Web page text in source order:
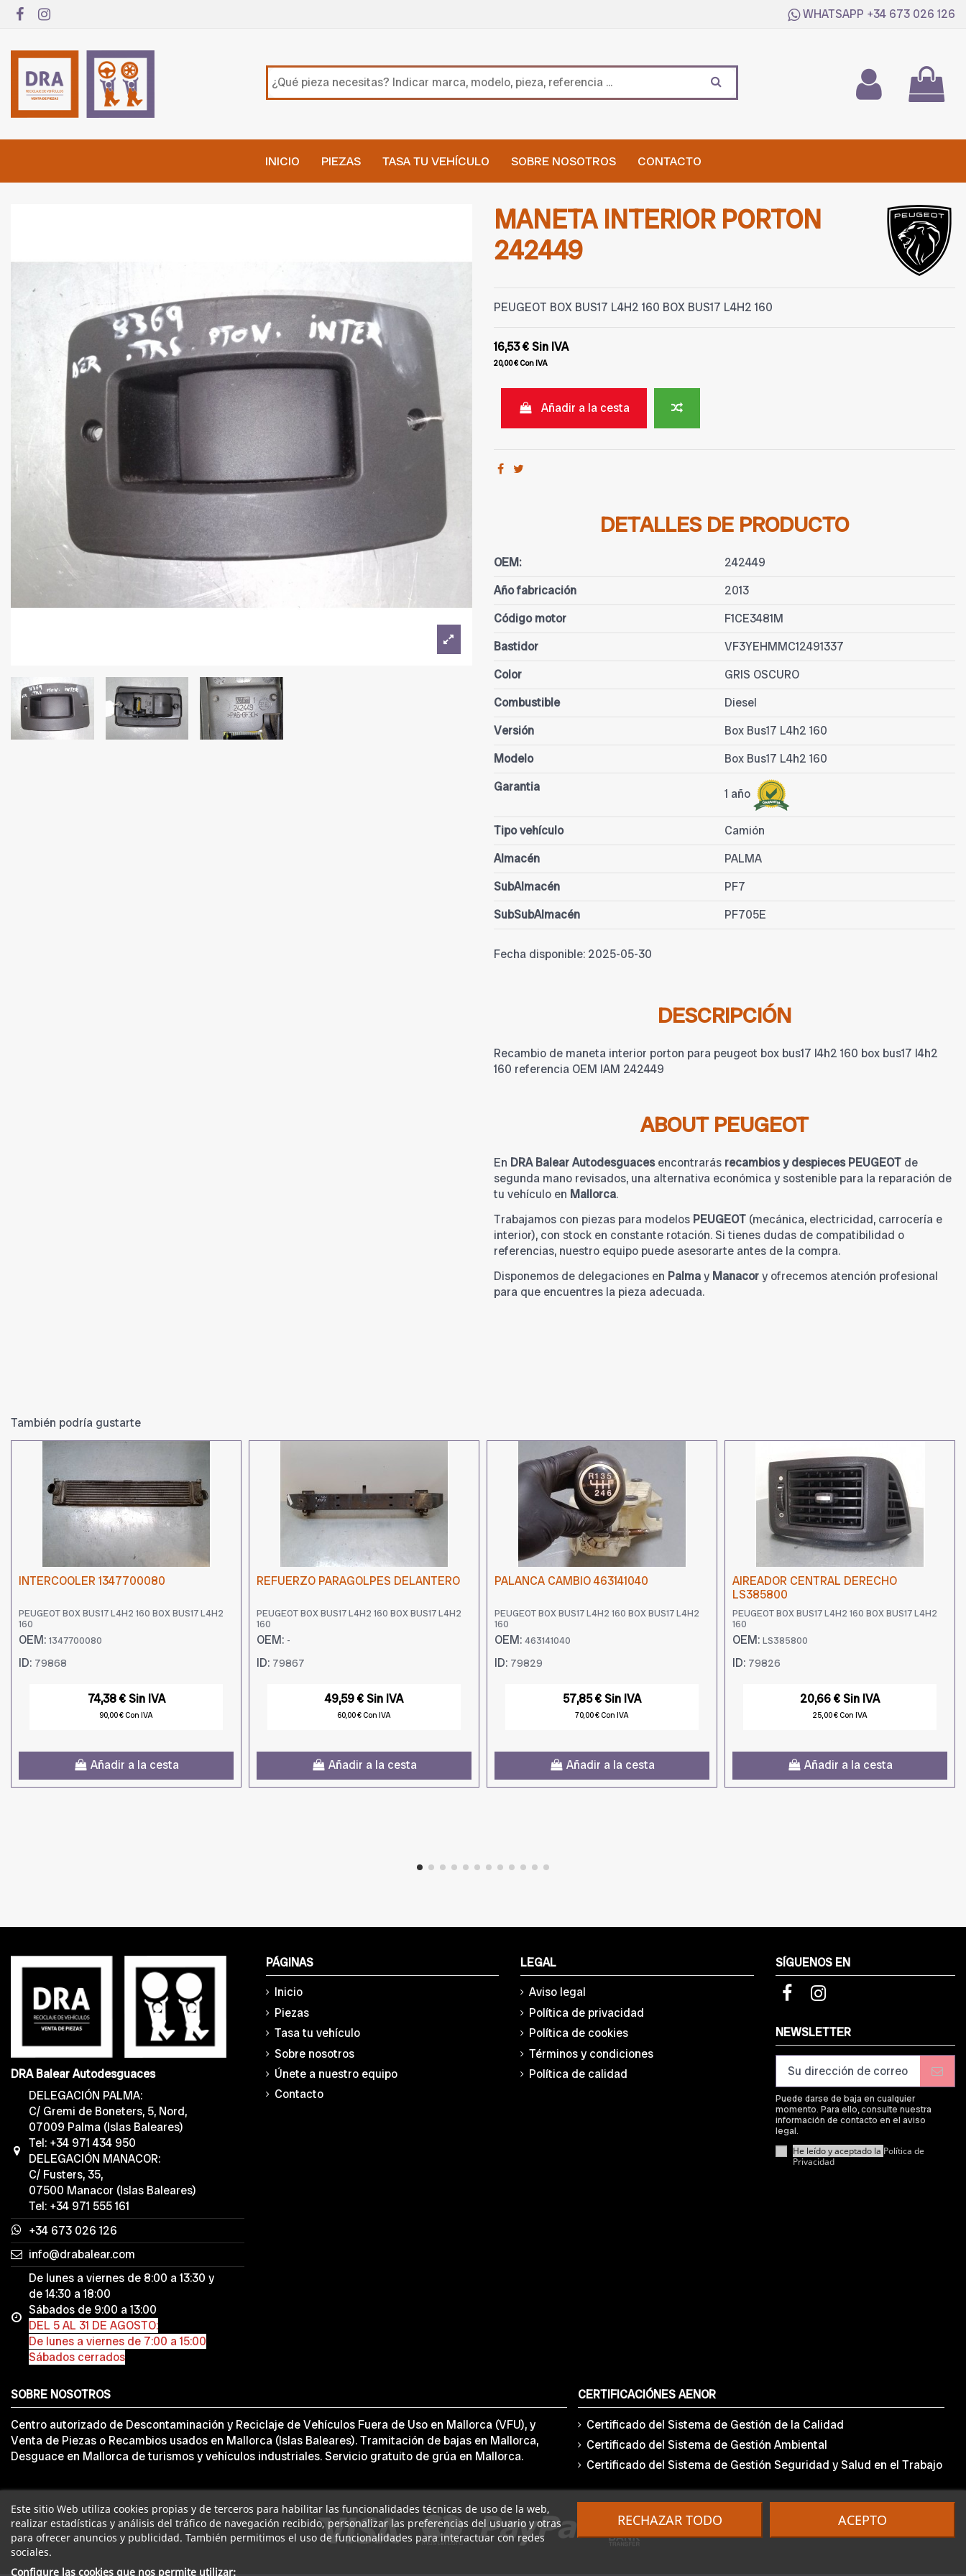
WHATSAPP +34 673 026 126
INICIO PIEZAS TASA TU VEHÍCULO SOBRE NOSOTROS CONTACTO
MANETA INTERIOR PORTON
242449
PEUGEOT BOX BUS17 L4H2 160 BOX BUS17 L4H2 160
16,53 €Sin IVA
20,00 €Con IVA
Añadir a la cesta
DETALLES DE PRODUCTO
OEM:
242449
Año fabricación
2013
Código motor
F1CE3481M
Bastidor
VF3YEHMMC12491337
Color
GRIS OSCURO
Combustible
Diesel
Versión
Box Bus17 L4h2 160
Modelo
Box Bus17 L4h2 160
Garantia
1 año
Tipo vehículo
Camión
Almacén
PALMA
SubAlmacén
PF7
SubSubAlmacén
PF705E
Fecha disponible: 2025-05-30
DESCRIPCIÓN
Recambio de maneta interior porton para peugeot box bus17 l4h2 160 box bus17 l4h2
160 referencia OEM IAM 242449
ABOUT PEUGEOT
En DRA Balear Autodesguacesencontrarás recambios y despieces PEUGEOT de
segunda mano revisados, una alternativa económica y sostenible para la reparación de
tu vehículo en Mallorca.
Trabajamos con piezas para modelos PEUGEOT (mecánica, electricidad, carrocería e
interior), con stock en constante rotación. Si tienes dudas de compatibilidad o
referencias, nuestro equipo puede asesorarte antes de la compra.
Disponemos de delegaciones en Palmay Manacory ofrecemos atención profesional
para que encuentres la pieza adecuada.
También podría gustarte
INTERCOOLER 1347700080
PEUGEOT BOX BUS17 L4H2 160 BOX BUS17 L4H2
160
OEM: 1347700080
ID: 79868
74,38 € Sin IVA
90,00 € Con IVA
Añadir a la cesta
REFUERZO PARAGOLPES DELANTERO
PEUGEOT BOX BUS17 L4H2 160 BOX BUS17 L4H2
160
OEM: -
ID: 79867
49,59 € Sin IVA
60,00 € Con IVA
Añadir a la cesta
PALANCA CAMBIO 463141040
PEUGEOT BOX BUS17 L4H2 160 BOX BUS17 L4H2
160
OEM: 463141040
ID: 79829
57,85 € Sin IVA
70,00 € Con IVA
Añadir a la cesta
AIREADOR CENTRAL DERECHO
LS385800
PEUGEOT BOX BUS17 L4H2 160 BOX BUS17 L4H2
160
OEM: LS385800
ID: 79826
20,66 € Sin IVA
25,00 € Con IVA
Añadir a la cesta
DRA Balear Autodesguaces
DELEGACIÓN PALMA:
C/ Gremi de Boneters, 5, Nord,
07009 Palma (Islas Baleares)
Tel: +34 971 434 950
DELEGACIÓN MANACOR:
C/ Fusters, 35,
07500 Manacor (Islas Baleares)
Tel: +34 971 555 161
+34 673 026 126
info@drabalear.com
De lunes a viernes de 8:00 a 13:30 y
de 14:30 a 18:00
Sábados de 9:00 a 13:00
DEL 5 AL 31 DE AGOSTO:
De lunes a viernes de 7:00 a 15:00
Sábados cerrados
PÁGINAS
Inicio
Piezas
Tasa tu vehículo
Sobre nosotros
Únete a nuestro equipo
Contacto
LEGAL
Aviso legal
Política de privacidad
Política de cookies
Términos y condiciones
Política de calidad
Este sitio Web utiliza cookies propias y de terceros para habilitar las funcionalidades técnicas de uso de la web,
realizar estadísticas y análisis del tráfico de navegación recibido, personalizar las preferencias del usuario y otras
para ofrecer anuncios y publicidad. También permitimos el uso de funcionalidades para interactuar con redes
sociales.
Configure las cookies que nos permite utilizar:
RECHAZAR TODO ACEPTO
SÍGUENOS EN
NEWSLETTER
Puede darse de baja en cualquier
momento. Para ello, consulte nuestra
información de contacto en el aviso
legal.
He leído y aceptado la Política de
Privacidad
SOBRE NOSOTROS
Centro autorizado de Descontaminación y Reciclaje de Vehículos Fuera de Uso en Mallorca (VFU), y
Venta de Piezas o Recambios usados en Mallorca (Islas Baleares). Tramitación de bajas en Mallorca,
Desguace en Mallorca de turismos y vehículos industriales. Servicio gratuito de grúa en Mallorca.
CERTIFICACIÓNES AENOR
Certificado del Sistema de Gestión de la Calidad
Certificado del Sistema de Gestión Ambiental
Certificado del Sistema de Gestión Seguridad y Salud en el Trabajo